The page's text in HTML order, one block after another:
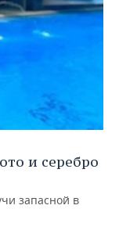
и серебро
запасной в